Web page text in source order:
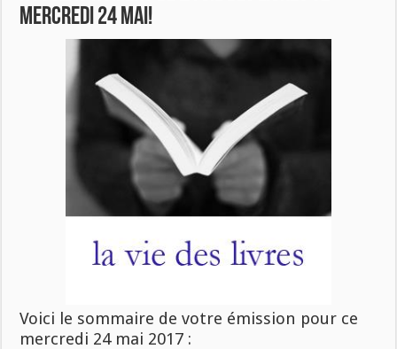
mercredi 24 mai!
Voici le sommaire de votre émission pour ce
mercredi 24 mai 2017 :